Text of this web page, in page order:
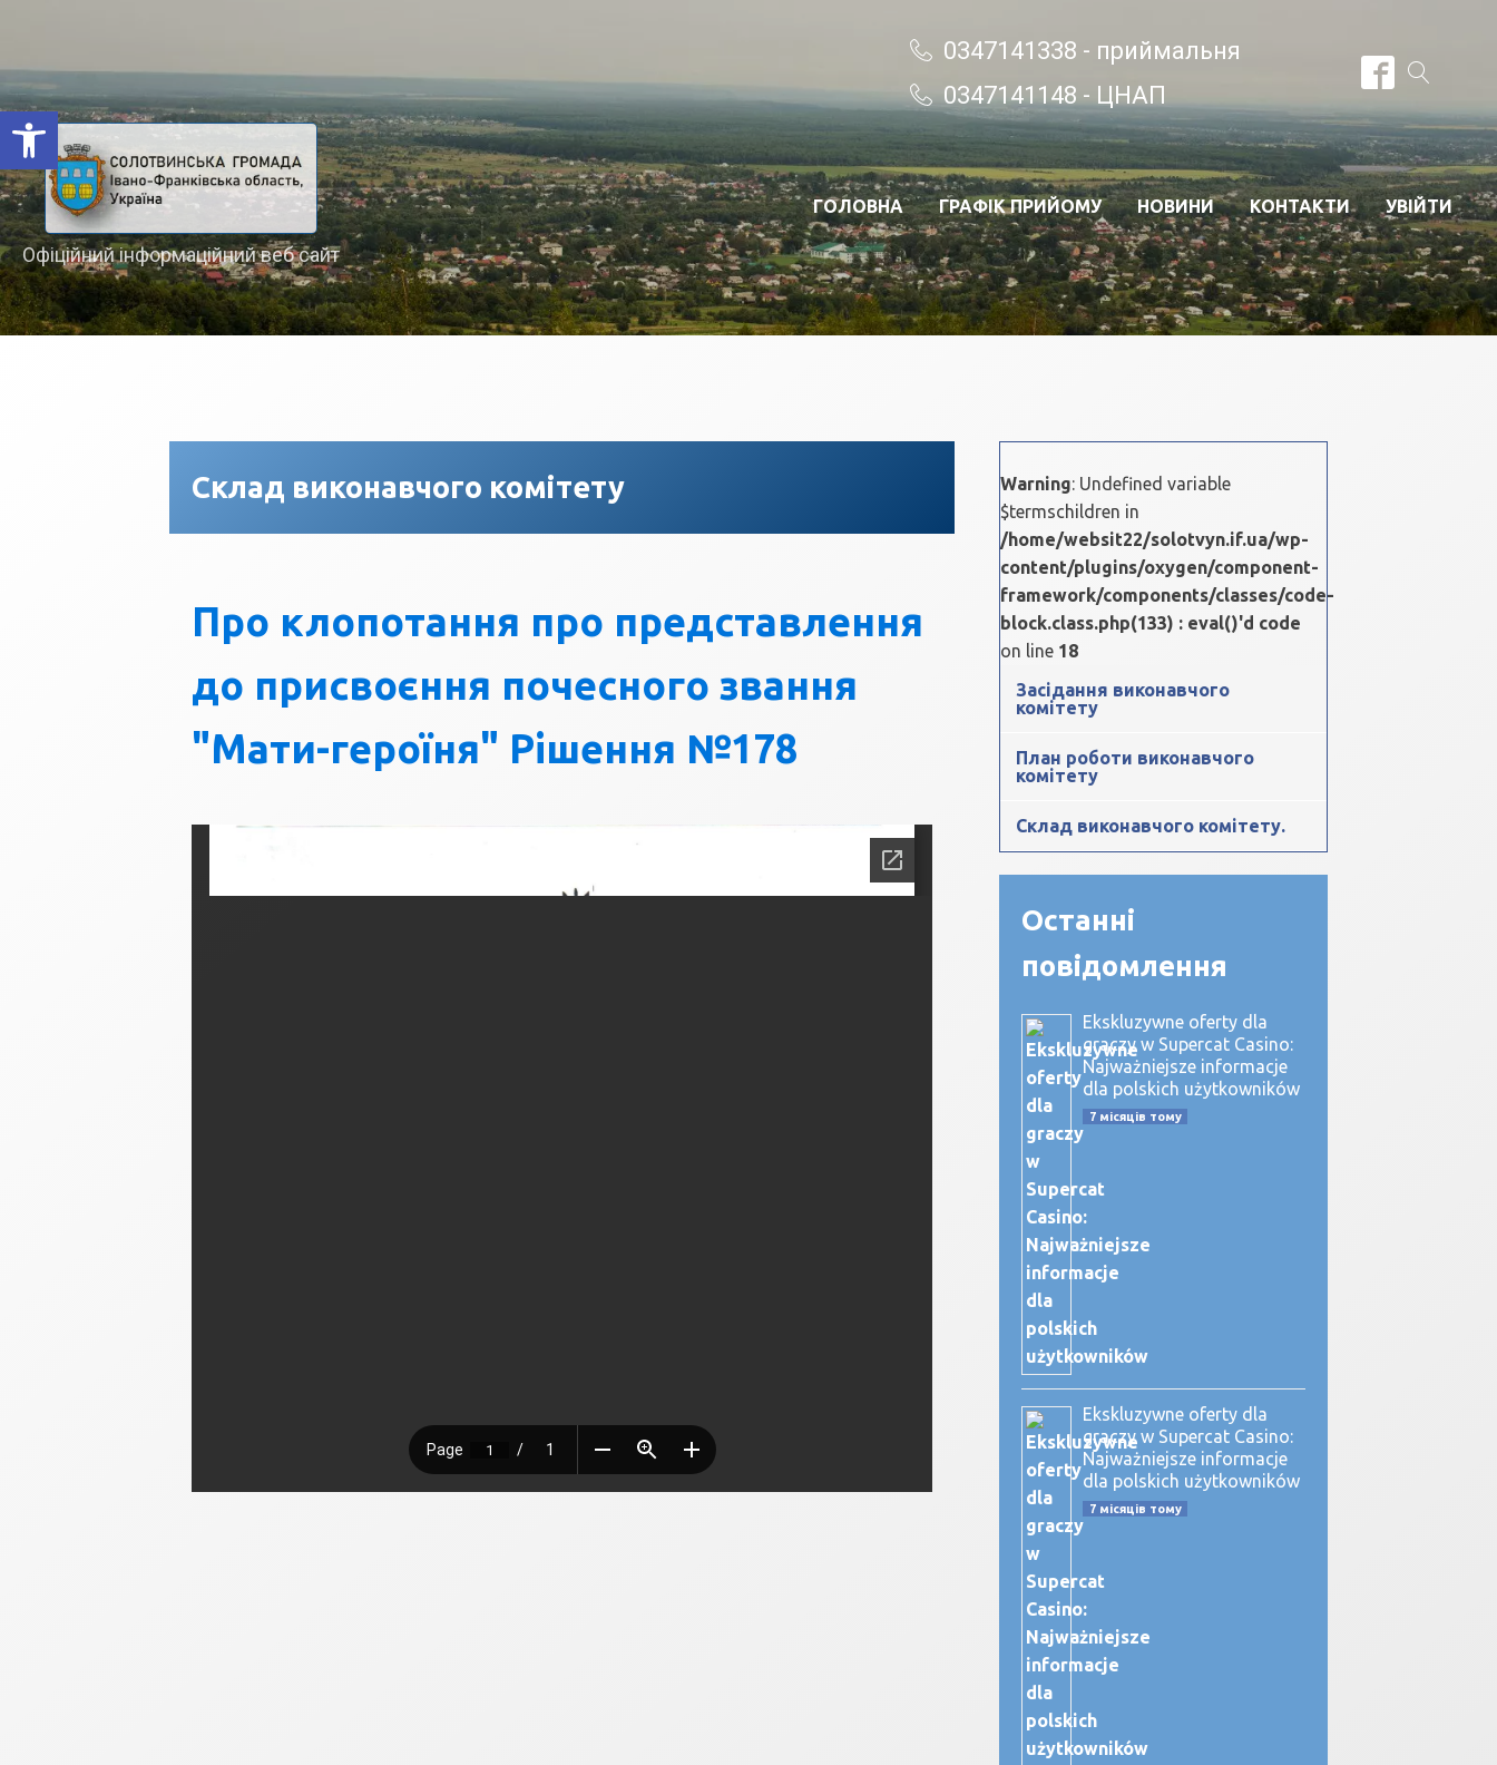
Відкрити Панель інструментів
0347141338 - приймальня
0347141148 - ЦНАП
Офіційний інформаційний веб сайт
ГОЛОВНА ГРАФІК ПРИЙОМУ НОВИНИ КОНТАКТИ УВІЙТИ
Склад виконавчого комітету
Про клопотання про представлення
до присвоєння почесного звання
"Мати-героїня" Рішення №178
Warning: Undefined variable
$termschildren in
/home/websit22/solotvyn.if.ua/wp-
content/plugins/oxygen/component-
framework/components/classes/code-
block.class.php(133) : eval()'d code
on line 18
Засідання виконавчого
комітету
План роботи виконавчого
комітету
Склад виконавчого комітету.
Останні
повідомлення
Ekskluzywne oferty dla
graczy w Supercat Casino:
Najważniejsze informacje
dla polskich użytkowników
7 місяців тому
Ekskluzywne oferty dla
graczy w Supercat Casino:
Najważniejsze informacje
dla polskich użytkowników
7 місяців тому